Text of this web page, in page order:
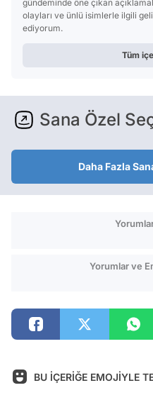
gündeminde öne çıkan
olayları ve ünlü isimlerle ilgili
ediyorum.
Tüm
Sana Özel
Daha Fazla
Yorumlar ve
BU İÇERİĞE EMOJİYLE